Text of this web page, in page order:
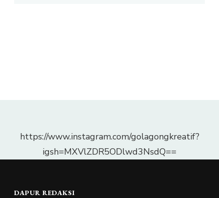
https://www.instagram.com/golagongkreatif?
igsh=MXVlZDR5ODlwd3NsdQ==
DAPUR REDAKSI